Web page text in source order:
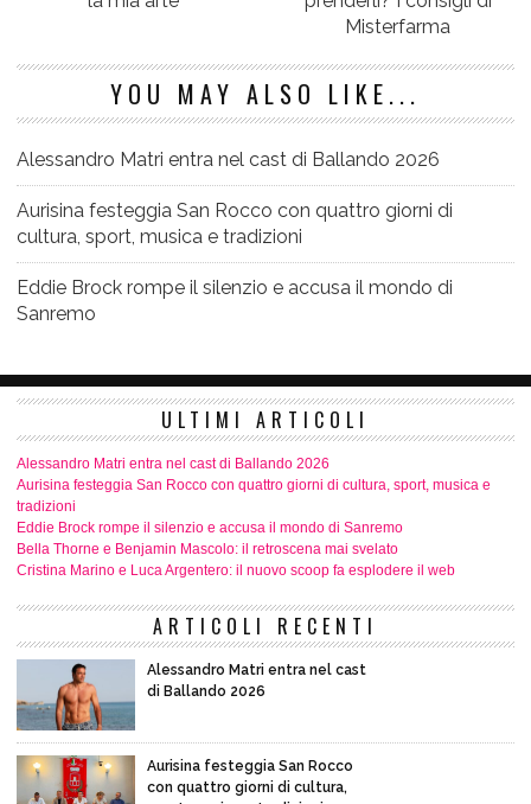
Misterfarma
YOU MAY ALSO LIKE...
Alessandro Matri entra nel cast di Ballando 2026
Aurisina festeggia San Rocco con quattro giorni di
cultura, sport, musica e tradizioni
Eddie Brock rompe il silenzio e accusa il mondo di
Sanremo
ULTIMI ARTICOLI
Alessandro Matri entra nel cast di Ballando 2026
Aurisina festeggia San Rocco con quattro giorni di cultura, sport, musica e
tradizioni
Eddie Brock rompe il silenzio e accusa il mondo di Sanremo
Bella Thorne e Benjamin Mascolo: il retroscena mai svelato
Cristina Marino e Luca Argentero: il nuovo scoop fa esplodere il web
ARTICOLI RECENTI
Alessandro Matri entra nel cast
di Ballando 2026
Aurisina festeggia San Rocco
con quattro giorni di cultura,